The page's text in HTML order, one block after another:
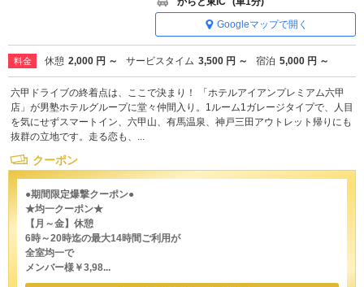
Googleマップで開く
料金 休憩 2,000 円 ～ サービスタイム 3,500 円 ～ 宿泊 5,000 円 ～
六甲ドライブの終着点は、ここで決まり！ 「ホテルアイアンプレミアム六甲
店」が男塾ホテルグループに堂々仲間入り。1ルーム1ガレージタイプで、人目
を気にせずスマートイン、六甲山、有馬温泉、神戸三田アウトレット帰りにも
抜群の立地です。走る恋も、...
クーポン
●期間限定爆撃クーポン●
★均一クーポン★
【月～金】休憩
6時～20時迄の最大14時間ご利用が
全室均一で
メンバー様￥3,98...